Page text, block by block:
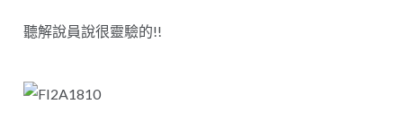
聽解說員說很靈驗的!!